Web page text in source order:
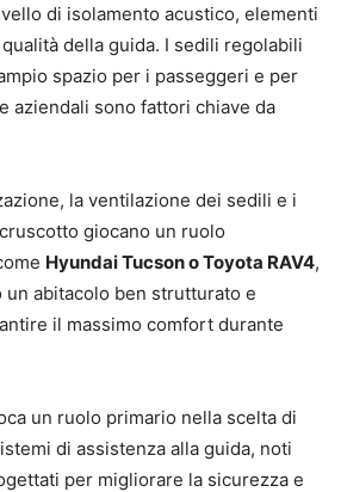
di isolamento acustico, elementi
della guida. I sedili regolabili
spazio per i passeggeri e per
aziendali sono fattori chiave da
la ventilazione dei sedili e i
giocano un ruolo
Hyundai Tucson o Toyota RAV4,
abitacolo ben strutturato e
il massimo comfort durante
un ruolo primario nella scelta di
di assistenza alla guida, noti
per migliorare la sicurezza e